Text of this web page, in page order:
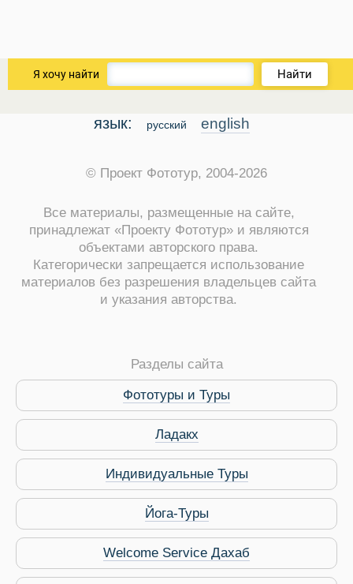
Я хочу найти Найти
язык: русский english
© Проект Фототур, 2004-2026
Все материалы, размещенные на сайте,
принадлежат «Проекту Фототур» и являются
объектами авторского права.
Категорически запрещается использование
материалов без разрешения владельцев сайта
и указания авторства.
Разделы сайта
Фототуры и Туры
Ладакх
Индивидуальные Туры
Йога-Туры
Welcome Service Дахаб